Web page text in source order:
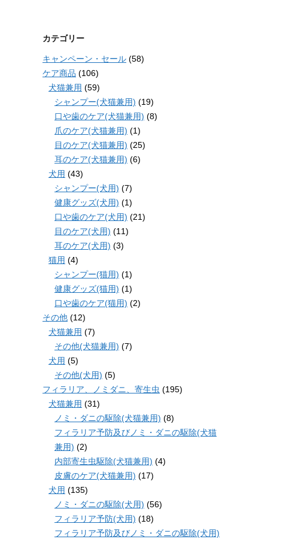
カテゴリー
キャンペーン・セール (58)
ケア商品 (106)
犬猫兼用 (59)
シャンプー(犬猫兼用) (19)
口や歯のケア(犬猫兼用) (8)
爪のケア(犬猫兼用) (1)
目のケア(犬猫兼用) (25)
耳のケア(犬猫兼用) (6)
犬用 (43)
シャンプー(犬用) (7)
健康グッズ(犬用) (1)
口や歯のケア(犬用) (21)
目のケア(犬用) (11)
耳のケア(犬用) (3)
猫用 (4)
シャンプー(猫用) (1)
健康グッズ(猫用) (1)
口や歯のケア(猫用) (2)
その他 (12)
犬猫兼用 (7)
その他(犬猫兼用) (7)
犬用 (5)
その他(犬用) (5)
フィラリア、ノミダニ、寄生虫 (195)
犬猫兼用 (31)
ノミ・ダニの駆除(犬猫兼用) (8)
フィラリア予防及びノミ・ダニの駆除(犬猫
兼用) (2)
内部寄生虫駆除(犬猫兼用) (4)
皮膚のケア(犬猫兼用) (17)
犬用 (135)
ノミ・ダニの駆除(犬用) (56)
フィラリア予防(犬用) (18)
フィラリア予防及びノミ・ダニの駆除(犬用)